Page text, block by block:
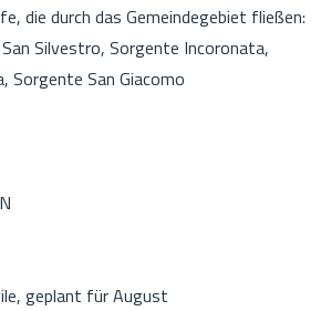
die durch das Gemeindegebiet fließen:
Silvestro, Sorgente Incoronata,
Sorgente San Giacomo
geplant für August